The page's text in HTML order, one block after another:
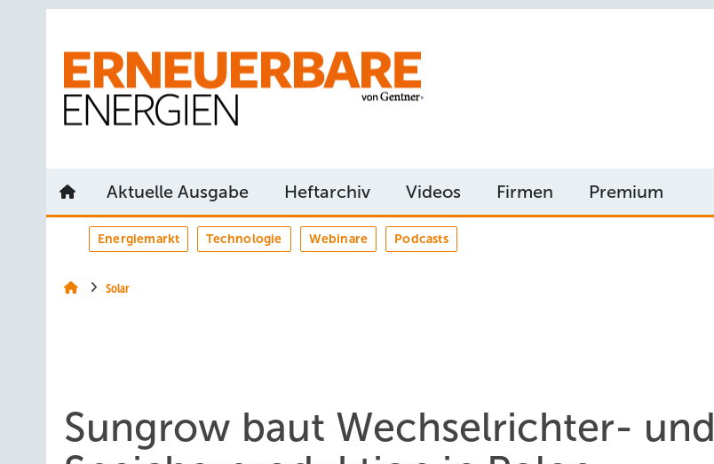
Aktuelle Ausgabe Heftarchiv Videos Firmen Premium
Energiemarkt Technologie Webinare Podcasts
Solar
Sungrow baut Wechselrichter- und